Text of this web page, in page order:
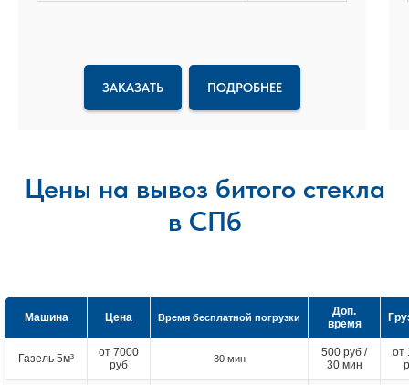
ЗАКАЗАТЬ ПОДРОБНЕЕ
Цены на вывоз битого стекла
в СПб
Машина Цена Время бесплатной погрузки
Доп.
время
Газель 5м³
от 7000
руб
30 мин
500 руб /
30 мин
от